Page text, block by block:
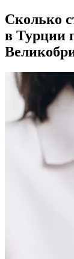
Сколько
в Турции